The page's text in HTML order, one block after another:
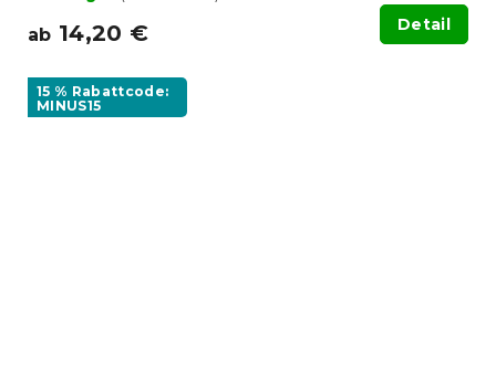
ab 14,20 € Detail
15 % Rabattcode:
MINUS15